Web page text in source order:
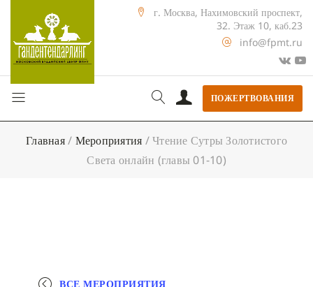
г. Москва, Нахимовский проспект,
32. Этаж 10, каб.23
info@fpmt.ru
ПОЖЕРТВОВАНИЯ
Главная/ Мероприятия /Чтение Сутры Золотистого
Света онлайн (главы 01-10)
ВСЕ МЕРОПРИЯТИЯ